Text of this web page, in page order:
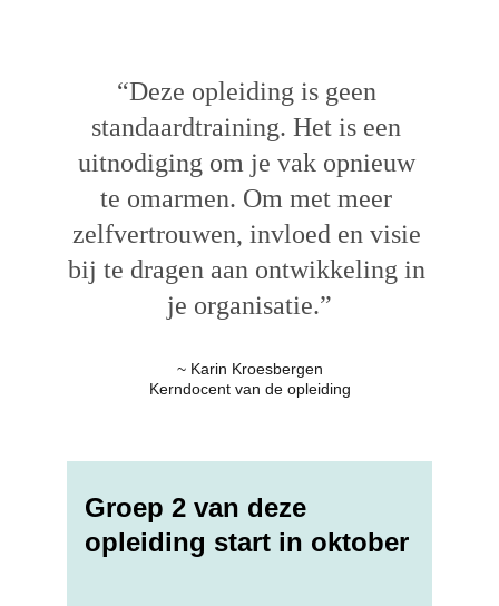
“Deze opleiding is geen
standaardtraining. Het is een
uitnodiging om je vak opnieuw
te omarmen. Om met meer
zelfvertrouwen, invloed en visie
bij te dragen aan ontwikkeling in
je organisatie.”
~ Karin Kroesbergen
Kerndocent van de opleiding
Groep 2 van deze
opleiding start in oktober